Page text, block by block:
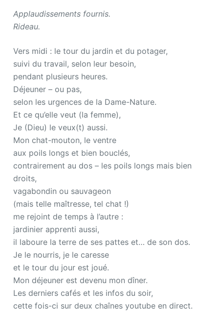
Applaudissements fournis.
Rideau.
Vers midi : le tour du jardin et du potager,
suivi du travail, selon leur besoin,
pendant plusieurs heures.
Déjeuner – ou pas,
selon les urgences de la Dame-Nature.
Et ce qu’elle veut (la femme),
Je (Dieu) le veux(t) aussi.
Mon chat-mouton, le ventre
aux poils longs et bien bouclés,
contrairement au dos – les poils longs mais bien
droits,
vagabondin ou sauvageon
(mais telle maîtresse, tel chat !)
me rejoint de temps à l’autre :
jardinier apprenti aussi,
il laboure la terre de ses pattes et… de son dos.
Je le nourris, je le caresse
et le tour du jour est joué.
Mon déjeuner est devenu mon dîner.
Les derniers cafés et les infos du soir,
cette fois-ci sur deux chaînes youtube en direct.